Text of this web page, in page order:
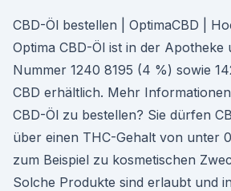
CBD-Öl bestellen | OptimaCBD |
Optima CBD-Öl ist in der Apotheke
Nummer 1240 8195 (4 %) sowie
CBD erhältlich. Mehr
CBD-Öl zu bestellen? Sie dürfen
über einen THC-Gehalt von unter
zum Beispiel zu kosmetischen
Solche Produkte sind erlaubt und